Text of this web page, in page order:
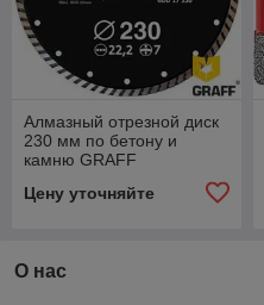
Алмазный отрезной диск
230 мм по бетону и
камню GRAFF
Цену уточняйте
О нас